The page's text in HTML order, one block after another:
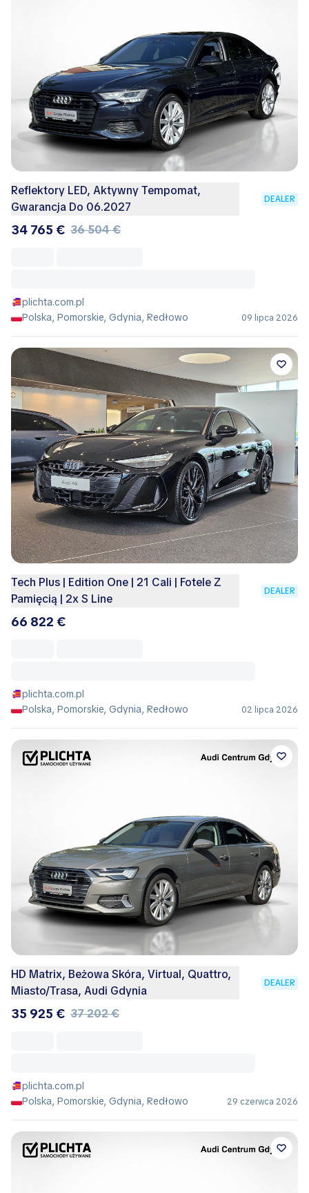
Reflektory LED, Aktywny Tempomat,
Gwarancja Do 06.2027
DEALER
34 765 € 36 504 €
plichta.com.pl
Polska, Pomorskie, Gdynia, Redłowo
09 lipca 2026
Tech Plus | Edition One | 21 Cali | Fotele Z
Pamięcią | 2x S Line
DEALER
66 822 €
plichta.com.pl
Polska, Pomorskie, Gdynia, Redłowo
02 lipca 2026
HD Matrix, Beżowa Skóra, Virtual, Quattro,
Miasto/Trasa, Audi Gdynia
DEALER
35 925 € 37 202 €
plichta.com.pl
Polska, Pomorskie, Gdynia, Redłowo
29 czerwca 2026